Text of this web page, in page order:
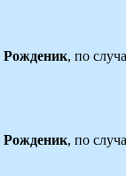
Рожденик, по
Рожденик, по